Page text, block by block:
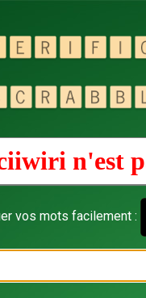
n'est
vos mots facilement :